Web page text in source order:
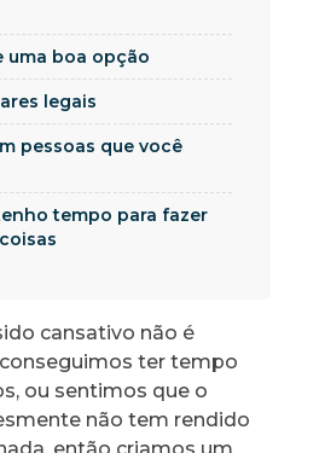
uma boa opção
legais
pessoas que você
tempo para fazer
cansativo não é
ter tempo
ou sentimos que o
não tem rendido